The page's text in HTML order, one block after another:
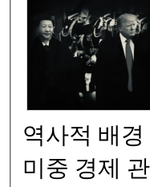
역사적 배경 3. 현재 미중 경제 관계의 주요 특징 4.
미중 경제 관계의 미